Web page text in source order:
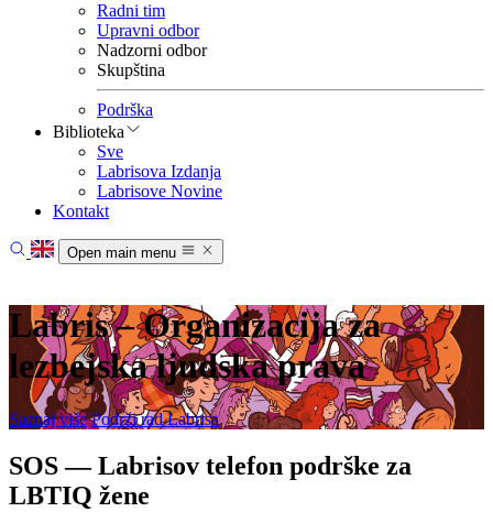
Radni tim
Upravni odbor
Nadzorni odbor
Skupština
Podrška
Biblioteka
Sve
Labrisova Izdanja
Labrisove Novine
Kontakt
Open main menu
Vesti
Oblasti rada
O nama
Biblioteka
Kontakt
Labris – Organizacija za
lezbejska ljudska prava
Saznaj više Podrži rad Labrisa
SOS — Labrisov telefon podrške za
LBTIQ žene